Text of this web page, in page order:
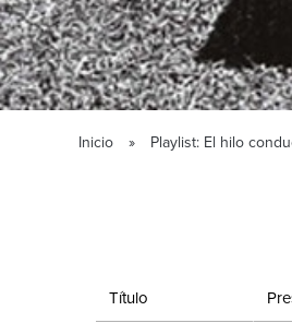
Inicio Playlist: El hilo
Título